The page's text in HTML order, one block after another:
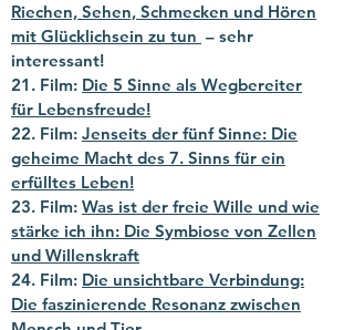
Riechen, Sehen, Schmecken und Hören
mit Glücklichsein zu tun – sehr
interessant!
21. Film: Die 5 Sinne als Wegbereiter
für Lebensfreude!
22. Film: Jenseits der fünf Sinne: Die
geheime Macht des 7. Sinns für ein
erfülltes Leben!
23. Film: Was ist der freie Wille und wie
stärke ich ihn: Die Symbiose von Zellen
und Willenskraft
24. Film: Die unsichtbare Verbindung:
Die faszinierende Resonanz zwischen